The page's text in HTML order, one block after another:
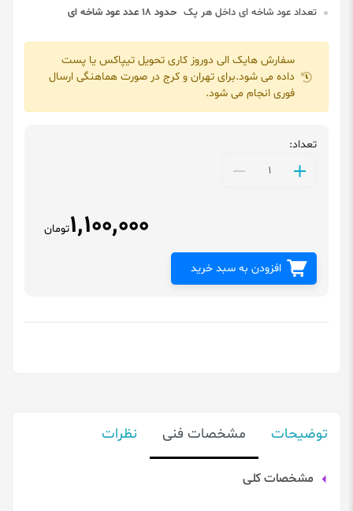
تعداد عود شاخه ای داخل هر پک حدود 18 عدد عود شاخه ای
سفارش هایک الی دوروز کاری تحویل تیپاکس یا پست
داده می شود.برای تهران و کرج در صورت هماهنگی ارسال
فوری انجام می شود.
تعداد:
1,100,000تومان
افزودن به سبد خرید
توضیحات مشخصات فنی نظرات
مشخصات کلی